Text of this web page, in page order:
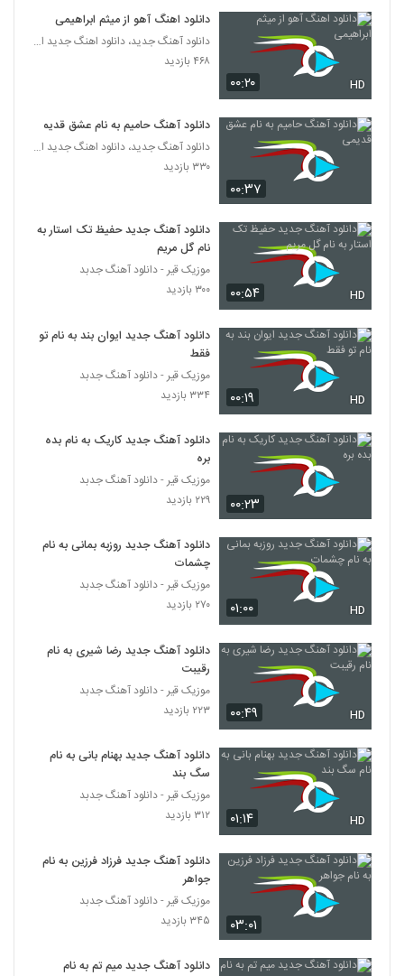
6255
دانلود آهنگ علی نجفی آتلانتیس (Ali Najafi
Atlantis)
دانلود آهنگ فرشته از علیرضا قضایی به همراه
متن ترانه
کمیکال بند آهنگ قفلی
6258
دانلود آهنگ جدید و زیبای کاوه ایرانی با نام
دانلود آهنگ رضا یزدانی ارث اجدادی (ورژن
جدید) (Reza Yazdani Erse Ajdadi)
۲۶۶ بازدید
وحید حاجی تبار آهنگ تازگیا
۲۴۶ بازدید
6261
دانلود آهنگ نوید فرد شوق
6262
دانلود آهنگ علی سورنا نفس
6263
دانلود آهنگ جدید و زیبای امید اسماعیلی با نام
گریه نکن
۲۷۲ بازدید
دانلود آهنگ جدید و زیبای هومن مرادخانی با
نام منتظرم که غروب شه
6265
موزیک زیبای دیوونه از د وان
6266
آهنگ دلبر ناب (ورژن جدید) از ناصر
زینعلی(پاپ)
۳۲۶ بازدید
آهنگ زیرزمین از کارما(پاپ)
6268
دانلود آهنگ محمود زمانی سر به راه
۲۷۱ بازدید
۰۰:۲۰ HD
دانلود اهنگ آهو از میثم ابراهیمی
دانلود آهنگ جدید، دانلود اهنگ جدید ایرانی
۴۶۸ بازدید
۰۰:۳۷
دانلود آهنگ حامیم به نام عشق قدیمی
دانلود آهنگ جدید، دانلود اهنگ جدید ایرانی
۳۳۰ بازدید
۰۰:۵۴ HD
دانلود آهنگ جدید حفیظ تک استار به
نام گل مریم
موزیک قیر - دانلود آهنگ جدبد
۳۰۰ بازدید
۰۰:۱۹ HD
دانلود آهنگ جدید ایوان بند به نام تو
فقط
موزیک قیر - دانلود آهنگ جدبد
۳۳۴ بازدید
۰۰:۲۳
دانلود آهنگ جدید کاریک به نام بده
بره
موزیک قیر - دانلود آهنگ جدبد
۲۲۹ بازدید
۰۱:۰۰ HD
دانلود آهنگ جدید روزبه بمانی به نام
چشمات
موزیک قیر - دانلود آهنگ جدبد
۲۷۰ بازدید
۰۰:۴۹ HD
دانلود آهنگ جدید رضا شیری به نام
رقیبت
موزیک قیر - دانلود آهنگ جدبد
۲۲۳ بازدید
۰۱:۱۴ HD
دانلود آهنگ جدید بهنام بانی به نام
سگ بند
موزیک قیر - دانلود آهنگ جدبد
۳۱۲ بازدید
۰۳:۰۱
دانلود آهنگ جدید فرزاد فرزین به نام
جواهر
موزیک قیر - دانلود آهنگ جدبد
۳۴۵ بازدید
دانلود آهنگ جدید میم تم به نام